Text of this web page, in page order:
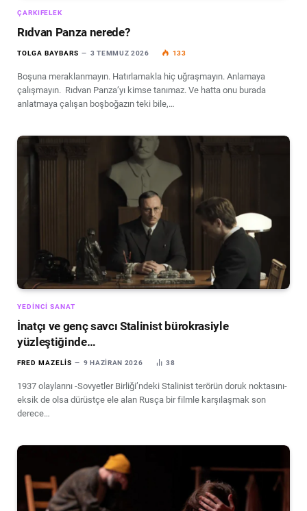
ÇARKIFELEK
Rıdvan Panza nerede?
TOLGA BAYBARS 3 TEMMUZ 2026 133
Boşuna meraklanmayın. Hatırlamakla hiç uğraşmayın. Anlamaya
çalışmayın. Rıdvan Panza’yı kimse tanımaz. Ve hatta onu burada
anlatmaya çalışan boşboğazın teki bile,…
YEDINCI SANAT
İnatçı ve genç savcı Stalinist bürokrasiyle
yüzleştiğinde…
FRED MAZELIS 9 HAZIRAN 2026 38
1937 olaylarını -Sovyetler Birliği’ndeki Stalinist terörün doruk noktasını-
eksik de olsa dürüstçe ele alan Rusça bir filmle karşılaşmak son
derece…